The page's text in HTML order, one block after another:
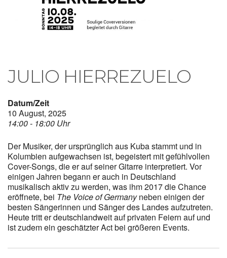
JULIO HIERREZUELO
Datum/Zeit
10 August, 2025
14:00 - 18:00 Uhr
Der Musiker, der ursprünglich aus Kuba stammt und in
Kolumbien aufgewachsen ist, begeistert mit gefühlvollen
Cover-Songs, die er auf seiner Gitarre interpretiert. Vor
einigen Jahren begann er auch in Deutschland
musikalisch aktiv zu werden, was ihm 2017 die Chance
eröffnete, bei The Voice of Germanyneben einigen der
besten Sängerinnen und Sänger des Landes aufzutreten.
Heute tritt er deutschlandweit auf privaten Feiern auf und
ist zudem ein geschätzter Act bei größeren Events.